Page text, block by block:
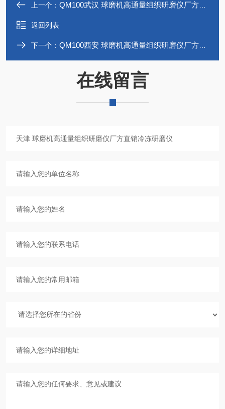
上一个： QM100武汉 球磨机高通量组织研磨仪厂方直销冷冻研磨仪
返回列表
下一个： QM100西安 球磨机高通量组织研磨仪厂方直销冷冻研磨仪
在线留言